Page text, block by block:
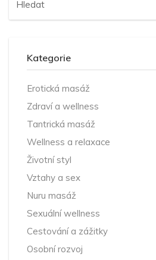
Kategorie
Erotická masáž
Zdraví a wellness
Tantrická masáž
Wellness a relaxace
Životní styl
Vztahy a sex
Nuru masáž
Sexuální wellness
Cestování a zážitky
Osobní rozvoj